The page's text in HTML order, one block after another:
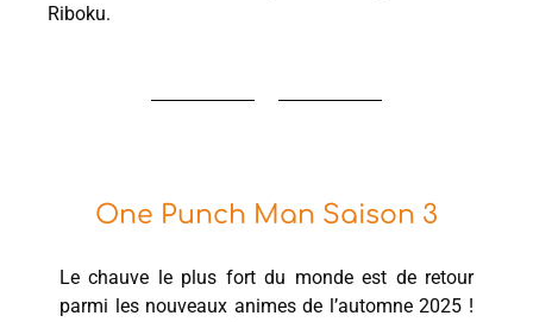
Riboku.
One Punch Man Saison 3
Le chauve le plus fort du monde est de retour
parmi les nouveaux animes de l’automne 2025 !